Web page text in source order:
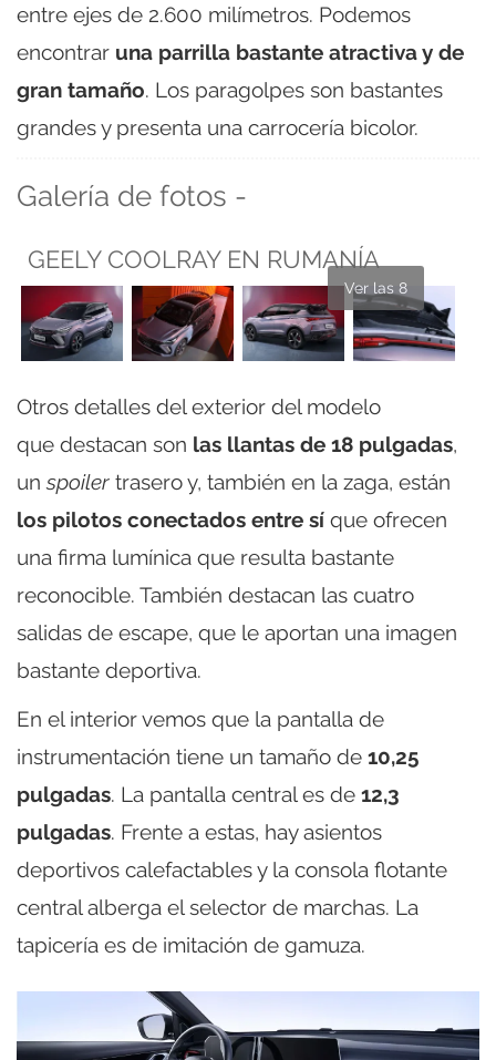
entre ejes de 2.600 milímetros. Podemos
encontrar una parrilla bastante atractiva y de
gran tamaño. Los paragolpes son bastantes
grandes y presenta una carrocería bicolor.
Galería de fotos -
GEELY COOLRAY EN RUMANÍA
Ver las 8
Otros detalles del exterior del modelo
que destacan son las llantas de 18 pulgadas,
unspoiler trasero y, también en la zaga, están
los pilotos conectados entre sí que ofrecen
una firma lumínica que resulta bastante
reconocible. También destacan las cuatro
salidas de escape, que le aportan una imagen
bastante deportiva.
En el interior vemos que la pantalla de
instrumentación tiene un tamaño de 10,25
pulgadas. La pantalla central es de 12,3
pulgadas. Frente a estas, hay asientos
deportivos calefactables y la consola flotante
central alberga el selector de marchas. La
tapicería es de imitación de gamuza.